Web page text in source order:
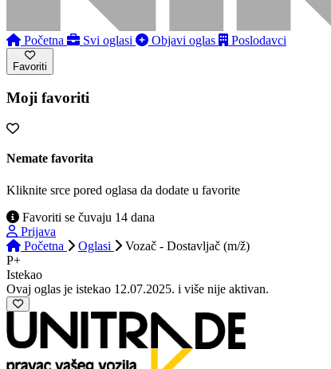
Početna Svi oglasi Objavi oglas Poslodavci
Favoriti
Moji favoriti
Nemate favorita
Kliknite srce pored oglasa da dodate u favorite
Favoriti se čuvaju 14 dana
Prijava
Početna
Oglasi
Vozač - Dostavljač (m/ž)
P+
Istekao
Ovaj oglas je istekao 12.07.2025. i više nije aktivan.